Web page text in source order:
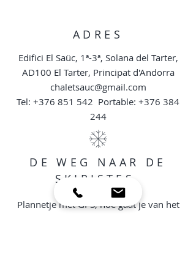
ADRES
Edifici El Saüc, 1ª-3ª, Solana del Tarter,
AD100 El Tarter, Principat d'Andorra
chaletsauc@gmail.com
Tel: +376 851 542 Portable: +376 384
244
DE WEG NAAR DE
SKIPISTES
Plannetje met GPS, hoe gaat je van het